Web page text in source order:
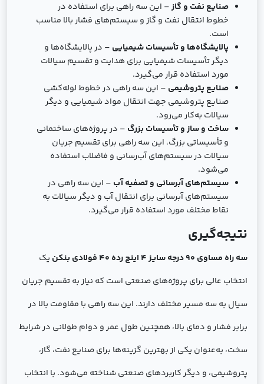
صنایع نفت و گاز– این سه راهی برای استفاده در
خطوط انتقال نفت و گاز و سیستم‌های فشار بالا مناسب
است.
پالایشگاه‌ها و تأسیسات شیمیایی – در پالایشگاه‌ها و
دیگر تأسیسات شیمیایی برای هدایت و تقسیم سیالات
مورد استفاده قرار می‌گیرد.
صنایع پتروشیمی – این سه راهی در خطوط لوله‌کشی
صنایع پتروشیمی جهت انتقال مواد شیمیایی و دیگر
سیالات به‌کار می‌رود.
ساخت و ساز و تأسیسات بزرگ – در پروژه‌های ساختمانی
و تأسیساتی بزرگ، این سه راهی برای تقسیم جریان
سیالات در سیستم‌های آب‌رسانی و فاضلاب استفاده
می‌شود.
سیستم‌های آبرسانی و تصفیه آب – این سه راهی در
سیستم‌های آبرسانی برای انتقال آب و دیگر سیالات به
نقاط مختلف مورد استفاده قرار می‌گیرد.
نتیجه‌گیری
سه راه مساوی 90 درجه سایز 4 اینچ رده 40 فولادی بنکن
یک
انتخاب عالی برای پروژه‌های صنعتی است که نیاز به تقسیم جریان
سیال به سه مسیر مختلف دارند. این سه راهی با مقاومت بالا در
برابر فشار و دمای بالا، همچنین طول عمر و دوام طولانی در شرایط
سخت، به‌عنوان یکی از بهترین گزینه‌ها برای صنایع نفت، گاز،
پتروشیمی، و دیگر کاربردهای صنعتی شناخته می‌شود. با انتخاب